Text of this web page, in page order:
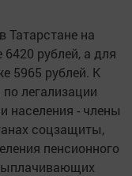
на
рублей, а для
5965 рублей. К
легализации
населения - члены
соцзащиты,
пенсионного